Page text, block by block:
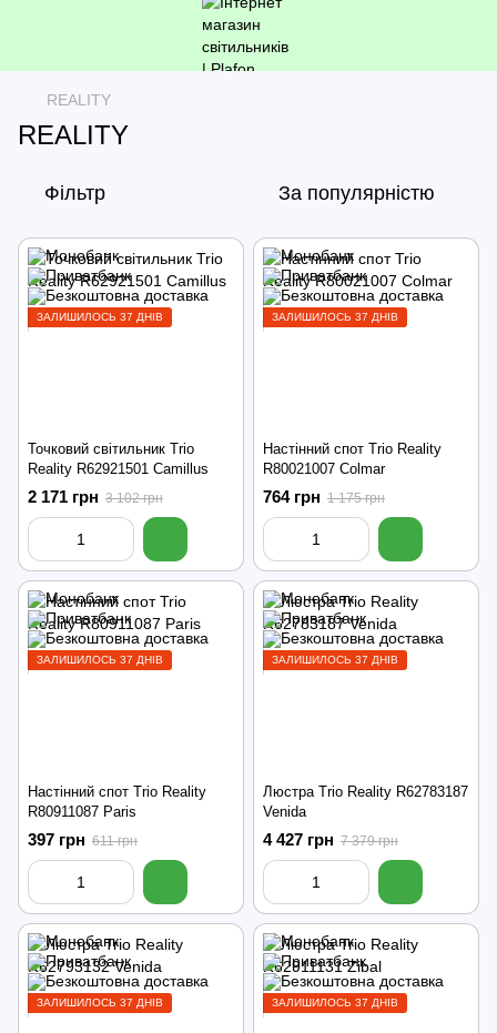
REALITY
REALITY
Фільтр За популярністю
ЗАЛИШИЛОСЬ 37 ДНІВ
Точковий світильник Trio
Reality R62921501 Camillus
2 171 грн 3 102 грн
ЗАЛИШИЛОСЬ 37 ДНІВ
Настінний спот Trio Reality
R80021007 Colmar
764 грн 1 175 грн
ЗАЛИШИЛОСЬ 37 ДНІВ
Настінний спот Trio Reality
R80911087 Paris
397 грн 611 грн
ЗАЛИШИЛОСЬ 37 ДНІВ
Люстра Trio Reality R62783187
Venida
4 427 грн 7 379 грн
ЗАЛИШИЛОСЬ 37 ДНІВ ЗАЛИШИЛОСЬ 37 ДНІВ